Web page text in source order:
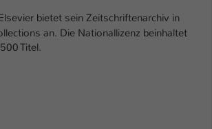
bietet sein Zeitschriftenarchiv in
an. Die Nationallizenz beinhaltet
Titel.